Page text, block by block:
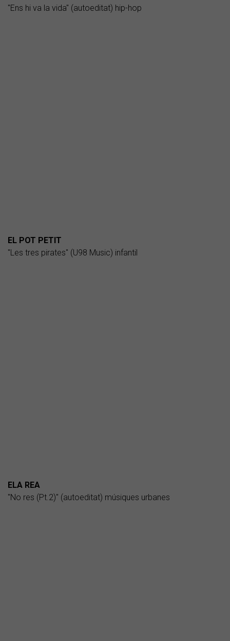
"Ens hi va la vida" (autoeditat) hip-hop
EL POT PETIT
"Les tres pirates" (U98 Music) infantil
ELA REA
"No res (Pt.2)" (autoeditat) músiques urbanes